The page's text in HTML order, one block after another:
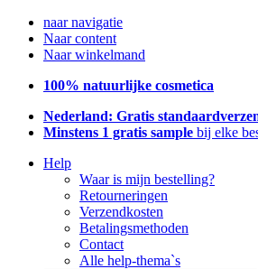
naar navigatie
Naar content
Naar winkelmand
100% natuurlijke cosmetica
Nederland: Gratis
Minstens 1 gratis sample bij elke
Help
Waar is mijn bestelling?
Retourneringen
Verzendkosten
Betalingsmethoden
Contact
Alle help-thema`s